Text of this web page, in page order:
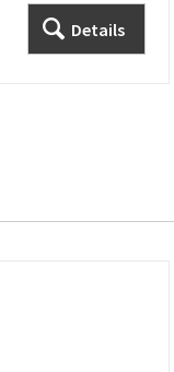
Details